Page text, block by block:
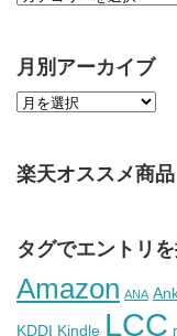
月別アーカイブ
楽天オススメ商品
タグでエントリ
Amazon ANA
KDDI Kindle LCC